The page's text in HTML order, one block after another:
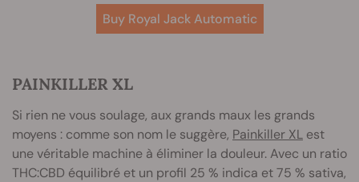
Buy Royal Jack Automatic
PAINKILLER XL
Si rien ne vous soulage, aux grands maux les grands
moyens : comme son nom le suggère, Painkiller XL est
une véritable machine à éliminer la douleur. Avec un ratio
THC:CBD équilibré et un profil 25 % indica et 75 % sativa,